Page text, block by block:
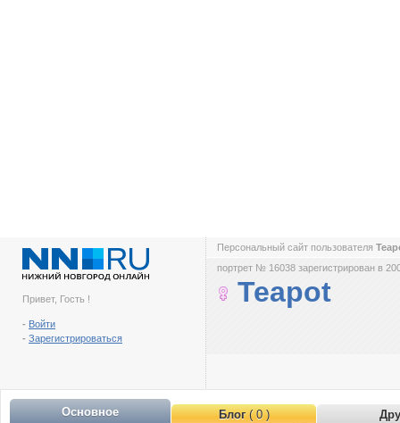
Привет, Гость !
- Войти
- Зарегистрироваться
Персональный сайт пользователя
портрет № 16038 зарегистрирован в
Teapot
Основное Блог( 0 )